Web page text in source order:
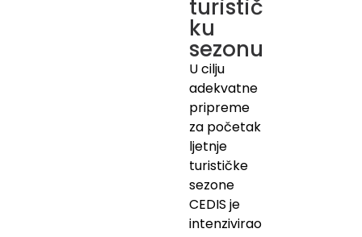
turistič
ku
sezonu
U cilju
adekvatne
pripreme
za početak
ljetnje
turističke
sezone
CEDIS je
intenzivirao